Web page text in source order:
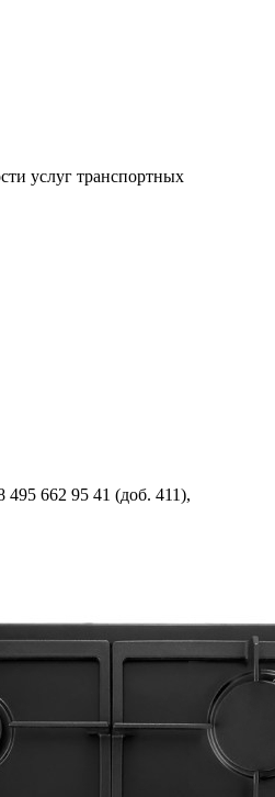
услуг транспортных
495 662 95 41 (доб. 411),